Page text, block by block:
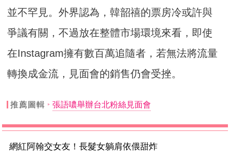
並不罕見。外界認為，韓韶禧的票房冷或許與
爭議有關，不過放在整體市場環境來看，即使
在Instagram擁有數百萬追隨者，若無法將流量
轉換成金流，見面會的銷售仍會受挫。
推薦圖輯 張語噥舉辦台北粉絲見面會
網紅阿翰交女友！長髮女躺肩依偎甜炸